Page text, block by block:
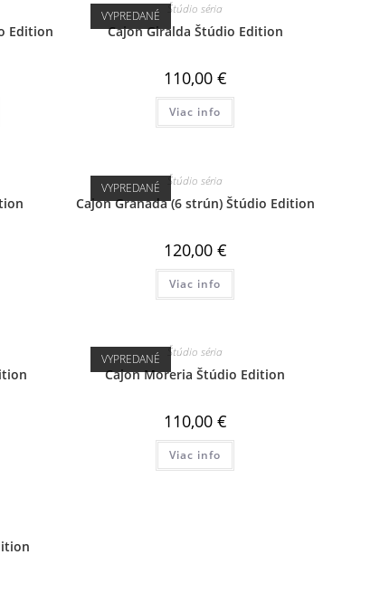
Edition
VYPREDANÉ Štúdio séria
Cajon Giralda Štúdio Edition
110,00 €
Viac info
VYPREDANÉ Štúdio séria
Cajon Granada (6 strún) Štúdio Edition
120,00 €
Viac info
VYPREDANÉ Štúdio séria
Cajon Moreria Štúdio Edition
110,00 €
Viac info